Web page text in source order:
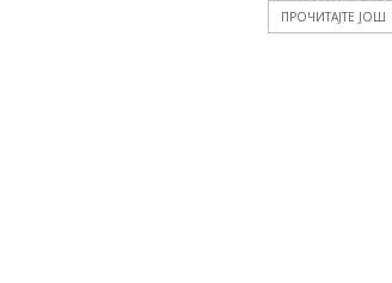
ПРОЧИТАЈТЕ ЈОШ